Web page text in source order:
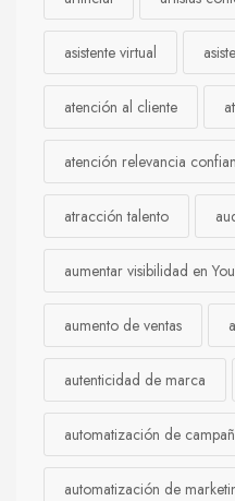
asistente virtual
atención al cliente
atención relevancia
atracción talento
aumentar visibilidad en
aumento de ventas
autenticidad de marca
automatización de
automatización de